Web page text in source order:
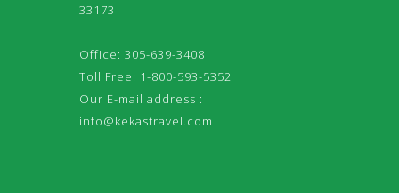
33173
Office: 305-639-3408
Toll Free: 1-800-593-5352
Our E-mail address :
info@kekastravel.com